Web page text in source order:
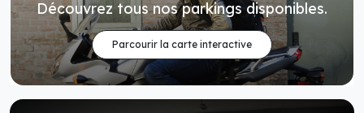
Découvrez tous nos parkings disponibles.
Parcourir la carte interactive